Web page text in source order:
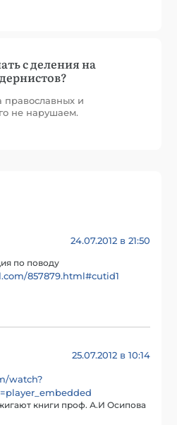
с деления на
православных и
не нарушаем.
24.07.2012 в 21:50
по поводу
857879.html#cutid1
25.07.2012 в 10:14
watch?
книги проф. А.И Осипова